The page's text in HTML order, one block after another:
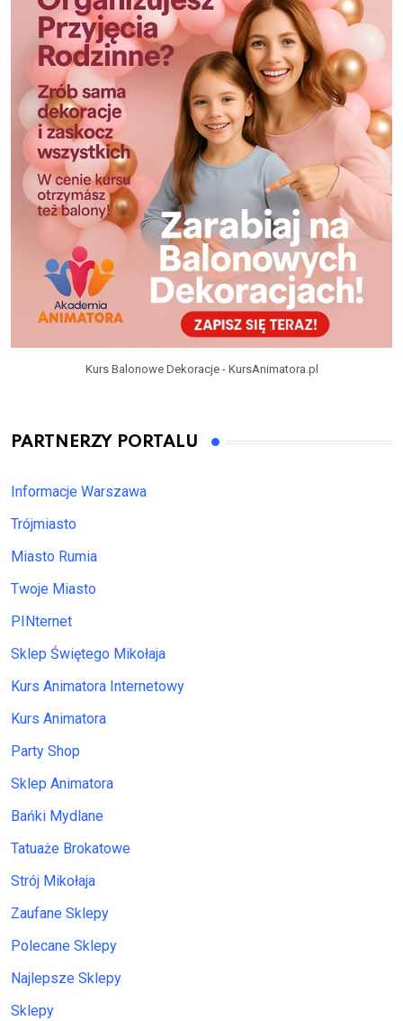
Kurs Balonowe Dekoracje - KursAnimatora.pl
PARTNERZY PORTALU
Informacje Warszawa
Trójmiasto
Miasto Rumia
Twoje Miasto
PINternet
Sklep Świętego Mikołaja
Kurs Animatora Internetowy
Kurs Animatora
Party Shop
Sklep Animatora
Bańki Mydlane
Tatuaże Brokatowe
Strój Mikołaja
Zaufane Sklepy
Polecane Sklepy
Najlepsze Sklepy
Sklepy